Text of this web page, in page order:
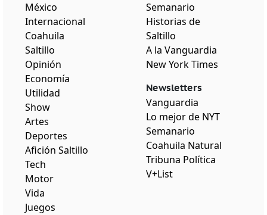
México
Internacional
Coahuila
Saltillo
Opinión
Economía
Utilidad
Show
Artes
Deportes
Afición Saltillo
Tech
Motor
Vida
Juegos
Semanario
Historias de
Saltillo
A la Vanguardia
New York Times
Newsletters
Vanguardia
Lo mejor de NYT
Semanario
Coahuila Natural
Tribuna Política
V+List